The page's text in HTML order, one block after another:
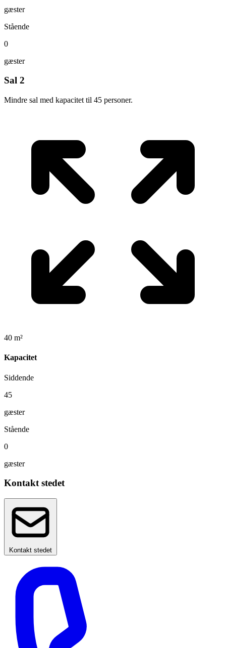
gæster
Stående
0
gæster
Sal 2
Mindre sal med kapacitet til 45 personer.
40 m²
Kapacitet
Siddende
45
gæster
Stående
0
gæster
Kontakt stedet
Kontakt stedet